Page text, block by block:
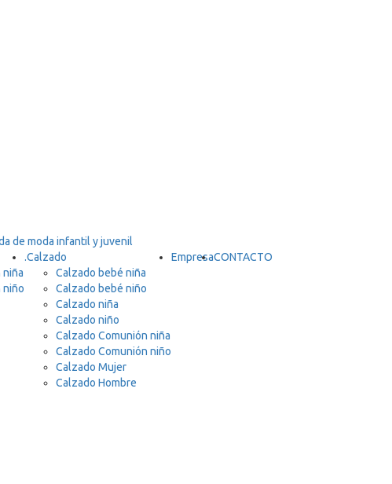
niña
niño
.Calzado
Calzado bebé niña
Calzado bebé niño
Calzado niña
Calzado niño
Calzado Comunión niña
Calzado Comunión niño
Calzado Mujer
Calzado Hombre
EmpresaCONTACTO